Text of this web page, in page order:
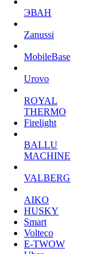
ЭВАН
Zanussi
MobileBase
Urovo
ROYAL
THERMO
Firelight
BALLU
MACHINE
VALBERG
AIKO
HUSKY
Smart
Volteco
E-TWOW